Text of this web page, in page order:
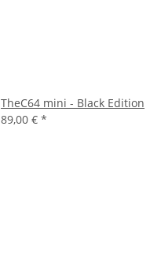
TheC64 mini - Black Edition
89,00 € *